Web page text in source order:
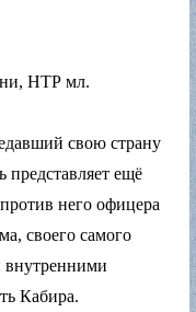
НТР мл.
свою страну
представляет ещё
него офицера
своего самого
Кабира.